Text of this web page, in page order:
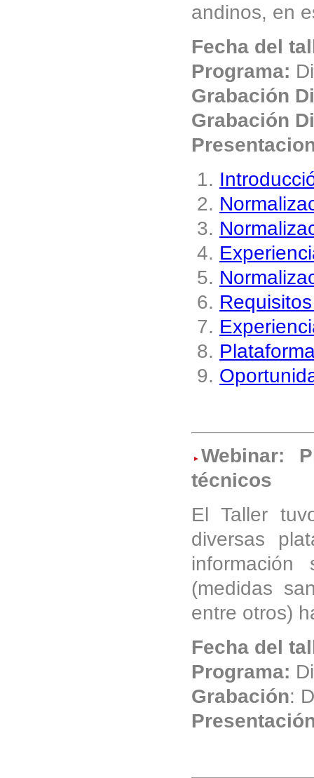
andinos, en
Fecha del
Programa:
Grabación
Grabación
Webinar:
técnicos
El Taller
diversas
(medidas
entre otros)
Fecha del
Programa:
Grabación: